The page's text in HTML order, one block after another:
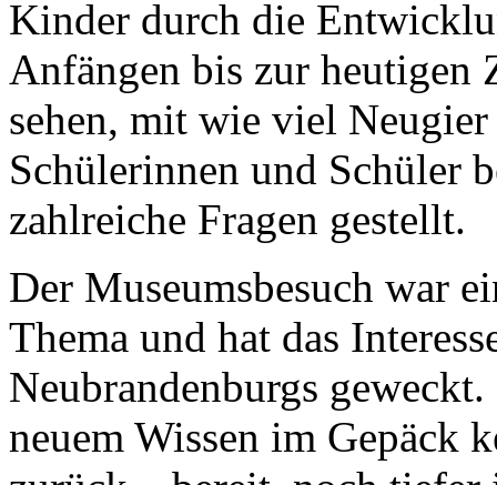
Kinder durch die
Anfängen bis zur heutigen
sehen, mit wie viel
Schülerinnen und Schüler
zahlreiche Fragen gestellt.
Der Museumsbesuch war
Thema und hat das
Neubrandenburgs
neuem Wissen im Gepäck